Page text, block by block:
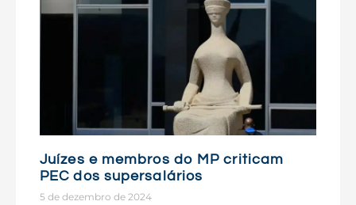
Juízes e membros do MP criticam
PEC dos supersalários
5 de dezembro de 2024